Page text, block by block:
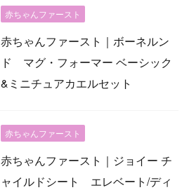
赤ちゃんファースト
赤ちゃんファースト｜ボーネルン
ド マグ・フォーマー ベーシック
&ミニチュアカエルセット
赤ちゃんファースト
赤ちゃんファースト｜ジョイー チ
ャイルドシート エレベート/ディ